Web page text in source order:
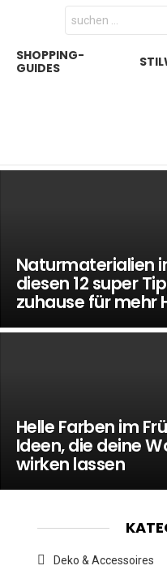
Search
for:
SHOPPING-
GUIDES
Naturmaterialien
diesen 12 super
zuhause für mehr
Helle Farben im
Ideen, die deine
wirken lassen
Deko & Accessoires